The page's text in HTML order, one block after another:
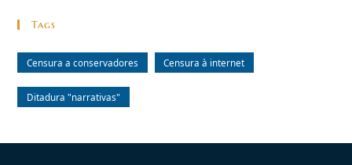
Tags
Censura a conservadores Censura à internet
Ditadura "narrativas"